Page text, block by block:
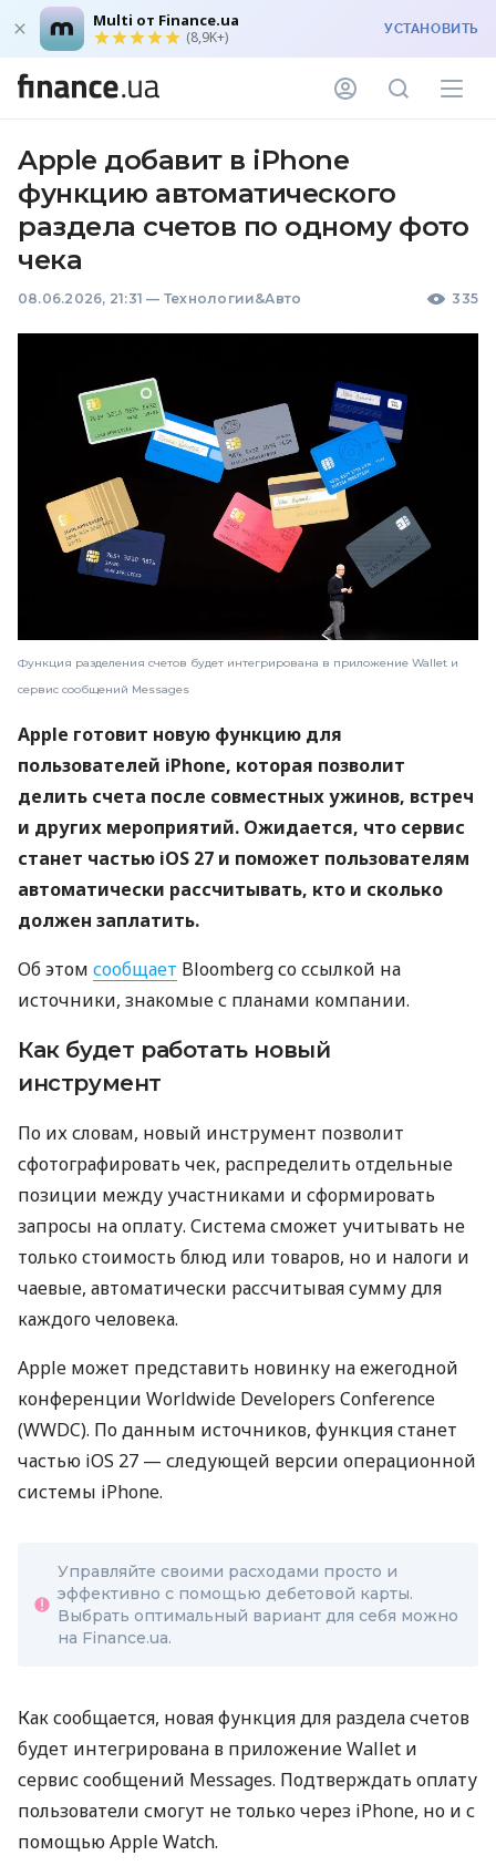
Multi от Finance.ua
(8,9K+) УСТАНОВИТЬ
Apple добавит в iPhone
функцию автоматического
раздела счетов по одному фото
чека
08.06.2026, 21:31 — Технологии&Авто 335
Функция разделения счетов будет интегрирована в приложение Wallet и
сервис сообщений Messages
Apple готовит новую функцию для
пользователей iPhone, которая позволит
делить счета после совместных ужинов, встреч
и других мероприятий. Ожидается, что сервис
станет частью iOS 27 и поможет пользователям
автоматически рассчитывать, кто и сколько
должен заплатить.
Об этом сообщает Bloomberg со ссылкой на
источники, знакомые с планами компании.
Как будет работать новый
инструмент
По их словам, новый инструмент позволит
сфотографировать чек, распределить отдельные
позиции между участниками и сформировать
запросы на оплату. Система сможет учитывать не
только стоимость блюд или товаров, но и налоги и
чаевые, автоматически рассчитывая сумму для
каждого человека.
Apple может представить новинку на ежегодной
конференции Worldwide Developers Conference
(WWDC). По данным источников, функция станет
частью iOS 27 — следующей версии операционной
системы iPhone.
Управляйте своими расходами просто и
эффективно с помощью дебетовой карты.
Выбрать оптимальный вариант для себя можно
на Finance.ua.
Как сообщается, новая функция для раздела счетов
будет интегрирована в приложение Wallet и
сервис сообщений Messages. Подтверждать оплату
пользователи смогут не только через iPhone, но и с
помощью Apple Watch.